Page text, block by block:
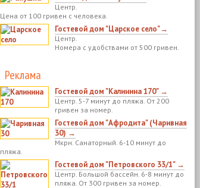
Центр.
Цена от 100 гривен с человека.
Гостевой дом "Царское село"→
Центр.
Номера с удобствами от 500 гривен.
Реклама
Гостевой дом "Калинина 170" →
Центр. 5-7 минут до пляжа. От 200
гривен за номер.
Гостевой дом "Афродита" (Чаривная
30) →
Мкрн. Санаторный. 6-10 минут до
пляжа.
Гостевой дом "Петровского 33/1" →
Центр. Большой бассейн. 6-8 минут до
пляжа. От 300 гривен за номер.